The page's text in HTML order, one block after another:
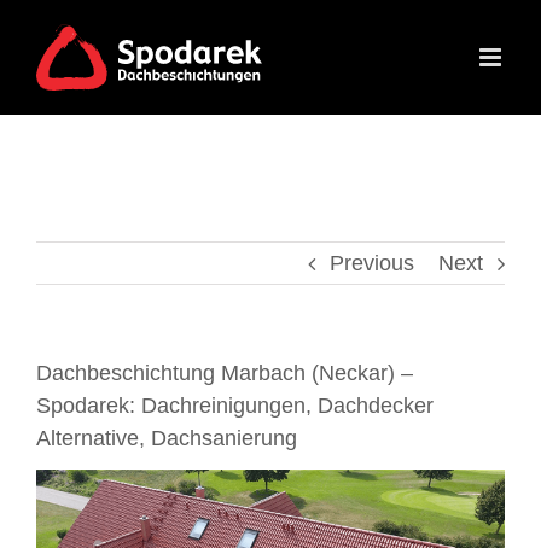
content
Previous Next
Dachbeschichtung Marbach (Neckar) –
Spodarek: Dachreinigungen, Dachdecker
Alternative, Dachsanierung